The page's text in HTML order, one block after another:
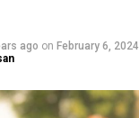
ago on February 6, 2024